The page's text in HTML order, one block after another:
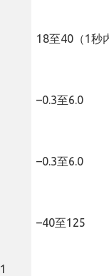
18至40 （1秒
–0.3至6.0
–0.3至6.0
–40至125
1